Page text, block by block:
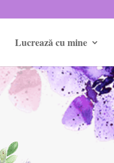
Lucrează cu mine